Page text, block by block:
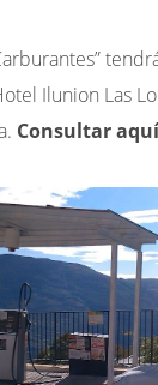
Ilunion Las
Consultar